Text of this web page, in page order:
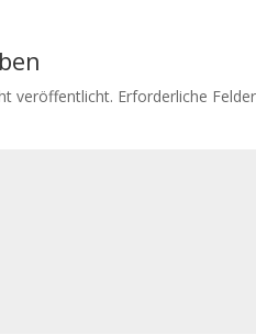
veröffentlicht. Erforderliche